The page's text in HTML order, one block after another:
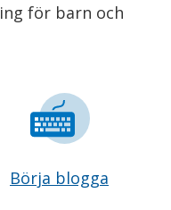
för barn och
Börja blogga